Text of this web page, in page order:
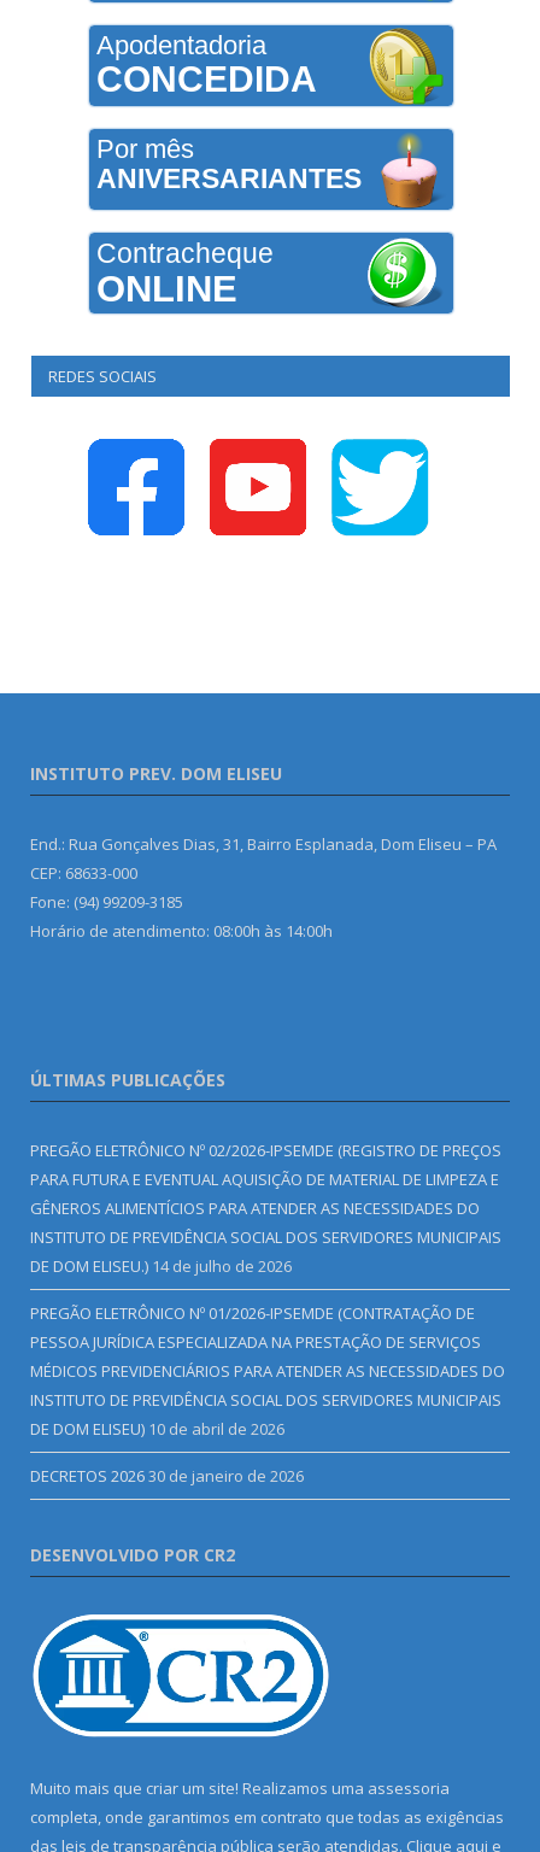
Apodentadoria
CONCEDIDA
Por mês
ANIVERSARIANTES
Contracheque
ONLINE
REDES SOCIAIS
INSTITUTO PREV. DOM ELISEU
End.: Rua Gonçalves Dias, 31, Bairro Esplanada, Dom Eliseu – PA
CEP: 68633-000
Fone: (94) 99209-3185
Horário de atendimento: 08:00h às 14:00h
ÚLTIMAS PUBLICAÇÕES
PREGÃO ELETRÔNICO Nº 02/2026-IPSEMDE (REGISTRO DE PREÇOS
PARA FUTURA E EVENTUAL AQUISIÇÃO DE MATERIAL DE LIMPEZA E
GÊNEROS ALIMENTÍCIOS PARA ATENDER AS NECESSIDADES DO
INSTITUTO DE PREVIDÊNCIA SOCIAL DOS SERVIDORES MUNICIPAIS
DE DOM ELISEU.) 14 de julho de 2026
PREGÃO ELETRÔNICO Nº 01/2026-IPSEMDE (CONTRATAÇÃO DE
PESSOA JURÍDICA ESPECIALIZADA NA PRESTAÇÃO DE SERVIÇOS
MÉDICOS PREVIDENCIÁRIOS PARA ATENDER AS NECESSIDADES DO
INSTITUTO DE PREVIDÊNCIA SOCIAL DOS SERVIDORES MUNICIPAIS
DE DOM ELISEU) 10 de abril de 2026
DECRETOS 202630 de janeiro de 2026
DESENVOLVIDO POR CR2
Muito mais que criar um site! Realizamos uma assessoria
completa, onde garantimos em contrato que todas as exigências
das leis de transparência pública serão atendidas. Clique aqui e